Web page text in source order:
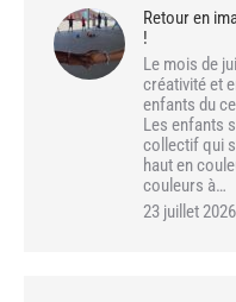
Retour en
!
Le mois de
créativité et
enfants du
Les enfants
collectif qui
haut en
couleurs à…
23 juillet 2026